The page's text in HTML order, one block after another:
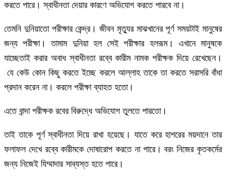
করতে পারে। স্বাধীনতা দেয়ার কারণে অভিযোগ করতে পারবে না।
তেমনি দুনিয়াতো পরীক্ষার কেন্দ্র। জীবন মৃত্যুর মাঝখানের পূর্ণ সময়টাই মানুষের
জন্য পরীক্ষা। তামাম দুনিয়া হল সেই পরীক্ষার হলরূম। এখানে মানুষকে
যাচ্ছেতাই করার অবাধ স্বাধীনতা রব্বে কারীম নামক পরীক্ষক দিয়ে রেখেছেন।
যে কেউ কোন কিছু করতে ইচ্ছে করলে আল্লাহ তাকে তা করতে সরাসরি বাঁধা
প্রদান করেন না। করলে পরীক্ষা ব্যাহত হতো।
এতে বান্দা পরীক্ষক রবের বিরুদ্ধে অভিযোগ তুলতে পারতো।
তাই তাকে পূর্ণ স্বাধীনতা দিয়ে রাখা হয়েছে। যাতে করে হাশরের ময়দানে তার
ফলাফল দেখে রব্বে কারীমকে দোষারোপ করতে না পারে। বরং নিজের কৃতকর্মের
জন্য নিজেই যিম্মাদার সাব্যস্ত হতে পারে।